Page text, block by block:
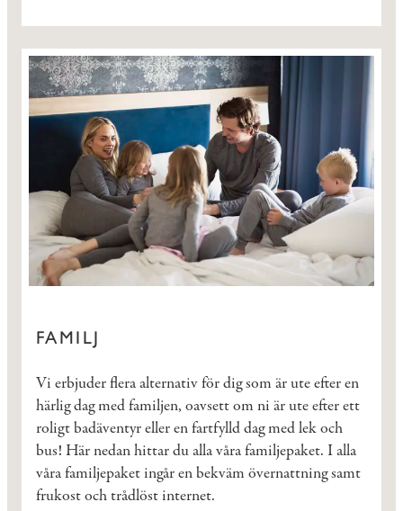
FAMILJ
Vi erbjuder flera alternativ för dig som är ute efter en
härlig dag med familjen, oavsett om ni är ute efter ett
roligt badäventyr eller en fartfylld dag med lek och
bus! Här nedan hittar du alla våra familjepaket. I alla
våra familjepaket ingår en bekväm övernattning samt
frukost och trådlöst internet.